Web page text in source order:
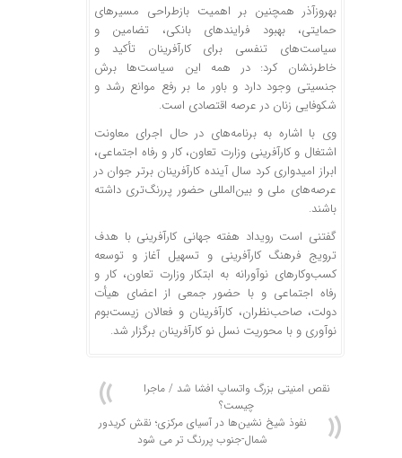
بهروزآذر همچنین بر اهمیت بازطراحی مسیرهای
حمایتی، بهبود فرایندهای بانکی، تضامین و
سیاست‌های تنفسی برای کارآفرینان تأکید و
خاطرنشان کرد: در همه این سیاست‌ها برش
جنسیتی وجود دارد و باور ما بر رفع موانع رشد و
شکوفایی زنان در عرصه اقتصادی است.
وی با اشاره به برنامه‌های در حال اجرای معاونت
اشتغال و کارآفرینی وزارت تعاون، کار و رفاه اجتماعی،
ابراز امیدواری کرد سال آینده کارآفرینان برتر جوان در
عرصه‌های ملی و بین‌المللی حضور پررنگ‌تری داشته
باشند.
گفتنی است رویداد هفته جهانی کارآفرینی با هدف
ترویج فرهنگ کارآفرینی و تسهیل آغاز و توسعه
کسب‌وکارهای نوآورانه به ابتکار وزارت تعاون، کار و
رفاه اجتماعی و با حضور جمعی از اعضای هیأت
دولت، صاحب‌نظران، کارآفرینان و فعالان زیست‌بوم
نوآوری و با محوریت نسل نو کارآفرینان برگزار شد.
نقص امنیتی بزرگ واتساپ افشا شد / ماجرا
چیست؟
نفوذ شیخ نشین‌ها در آسیای مرکزی؛ نقش کریدور
شمال-جنوب پررنگ تر می شود